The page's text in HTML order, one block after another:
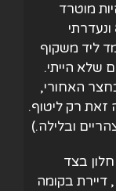
מוטרד
כשכלב נכנס למסעדה. כשגויסתי בצו 8 ונעדרתי
ליד משקוף
שלא הייתי.
האחורי,
זאת רק ליטוף.
ובלילה.)
בצד
דיירת בקומה